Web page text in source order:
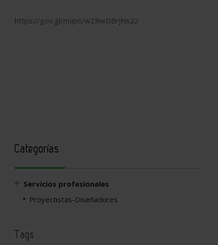
https://goo.gl/maps/wZRwDBrjNs22
Categorías
Servicios profesionales
Proyectistas-Diseñadores
Tags